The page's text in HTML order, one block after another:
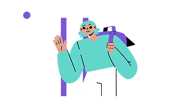
contexto y las necesidades,
promoviendo el cambio y el
aprendizaje continuo.